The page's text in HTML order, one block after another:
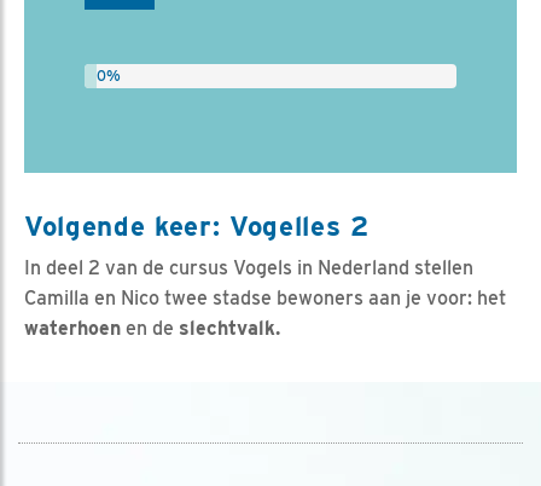
0%
Volgende keer: Vogelles 2
In deel 2 van de cursus Vogels in Nederland stellen
Camilla en Nico twee stadse bewoners aan je voor: het
waterhoen en de slechtvalk.